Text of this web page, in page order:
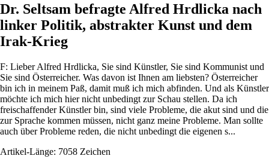
Dr. Seltsam befragte Alfred Hrdlicka nach
linker Politik, abstrakter Kunst und dem
Irak-Krieg
F: Lieber Alfred Hrdlicka, Sie sind Künstler, Sie sind Kommunist und
Sie sind Österreicher. Was davon ist Ihnen am liebsten? Österreicher
bin ich in meinem Paß, damit muß ich mich abfinden. Und als Künstler
möchte ich mich hier nicht unbedingt zur Schau stellen. Da ich
freischaffender Künstler bin, sind viele Probleme, die akut sind und die
zur Sprache kommen müssen, nicht ganz meine Probleme. Man sollte
auch über Probleme reden, die nicht unbedingt die eigenen s...
Artikel-Länge: 7058 Zeichen